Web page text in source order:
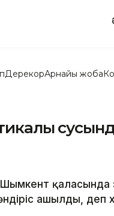
ДерекқорАрнайы жоба
ашылды, деп